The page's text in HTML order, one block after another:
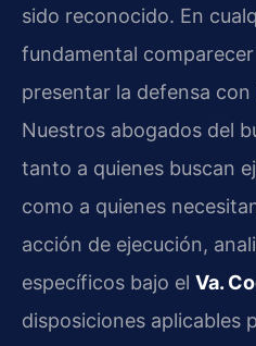
sido reconocido. En
fundamental
presentar la defensa
Nuestros abogados del
tanto a quienes buscan
como a quienes
acción de ejecución,
específicos bajo el Va.
disposiciones aplicables